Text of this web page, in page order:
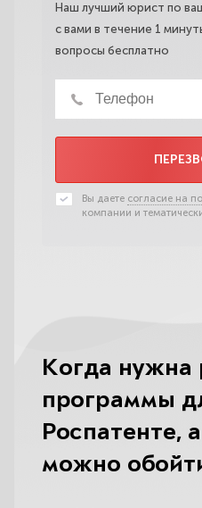
Наш лучший юрист по
с вами в течение 1
вопросы бесплатно
Вы даете согласие на
компании и
Когда нужна
программы
Роспатенте,
можно